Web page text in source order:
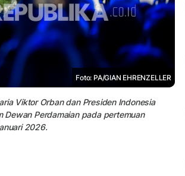
Foto: PA/GIAN EHRENZELLER
Viktor Orban dan Presiden Indonesia
Perdamaian pada pertemuan
2026.